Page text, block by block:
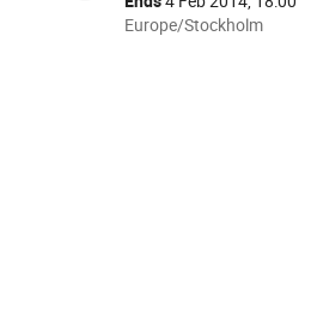
All
Europe/Stockholm